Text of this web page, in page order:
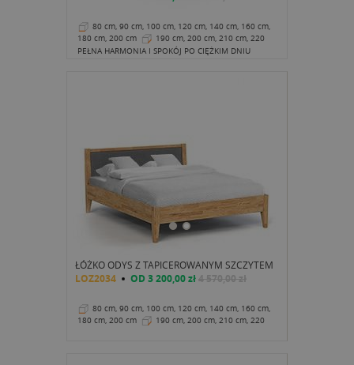
80 cm, 90 cm, 100 cm, 120 cm, 140 cm, 160 cm,
180 cm, 200 cm
190 cm, 200 cm, 210 cm, 220
cm
38 cm
PEŁNA HARMONIA I SPOKÓJ PO CIĘŻKIM DNIU
ŁÓŻKO ODYS Z TAPICEROWANYM SZCZYTEM
LOZ2034 OD 3 200,00 zł4 570,00 zł
80 cm, 90 cm, 100 cm, 120 cm, 140 cm, 160 cm,
180 cm, 200 cm
190 cm, 200 cm, 210 cm, 220